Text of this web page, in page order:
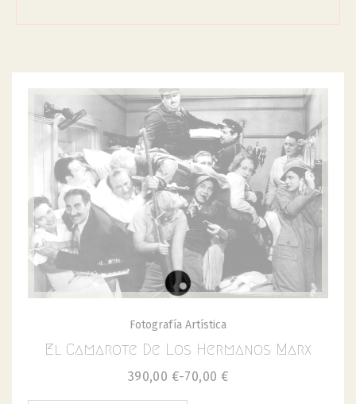
Fotografía Artística
El Camarote De Los Hermanos Marx
70,00 €
-
390,00 €